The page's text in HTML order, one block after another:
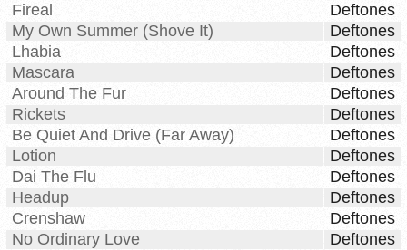
Fireal
Deftones
My Own Summer (Shove It)
Deftones
Lhabia
Deftones
Mascara
Deftones
Around The Fur
Deftones
Rickets
Deftones
Be Quiet And Drive (Far Away)
Deftones
Lotion
Deftones
Dai The Flu
Deftones
Headup
Deftones
Crenshaw
Deftones
No Ordinary Love
Deftones